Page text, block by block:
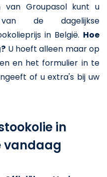
Groupasol kunt u
de dagelijkse
in België. Hoe
U hoeft alleen maar op
en het formulier in te
of u extra's bij uw
in
vandaag